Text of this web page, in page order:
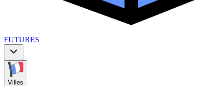
FUTURES
Villes